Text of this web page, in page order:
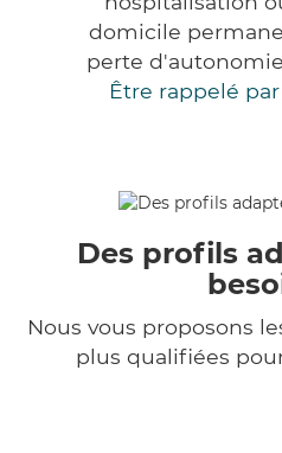
domicile
perte
Être rappelé
Des profils
Nous vous proposons
plus qualifiées